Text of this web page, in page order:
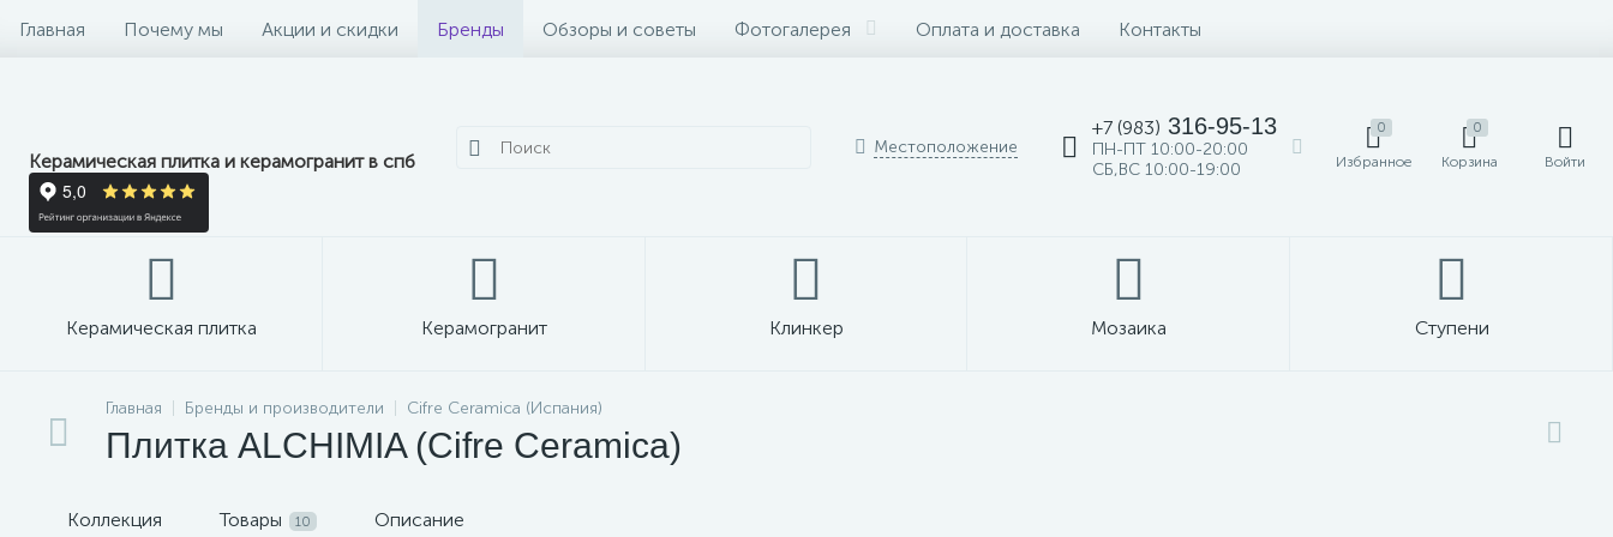
Главная Почему мы Акции и скидки Бренды Обзоры и советы Фотогалерея Оплата и доставка Контакты
Керамическая плитка и керамогранит в спб
Местоположение
+7 (983) 316-95-13
ПН-ПТ 10:00-20:00
СБ,ВС 10:00-19:00
0
Избранное
0
Корзина Войти
Керамическая плитка Керамогранит Клинкер Мозаика Ступени
Главная Бренды и производители Cifre Ceramica (Испания)
Плитка ALCHIMIA (Cifre Ceramica)
Коллекция Товары 10 Описание